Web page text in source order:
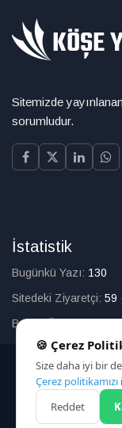
Sitemizde
sorumludur.
İstatistik
Bugünkü Yazı: 130
Sitedeki Ziyaretçi: 59 ·
Bugün Üye Olan:0·
🍪 Çerez
Size daha iyi bir
Çerez politikamızı
Reddet